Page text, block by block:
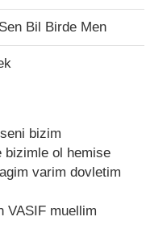
Bil Birde Men
bizim
bizimle ol hemise
varim dovletim
VASIF muellim